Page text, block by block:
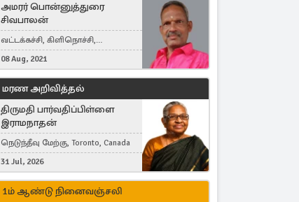
அமரர் பொன்னுத்துரை
சிவபாலன்
வட்டக்கச்சி, கிளிநொச்சி,
வட்டக்கச்சி இராமநாதபுரம்
08 Aug, 2021
மரண அறிவித்தல்
திருமதி பார்வதிப்பிள்ளை
இராமநாதன்
நெடுந்தீவு மேற்கு, Toronto, Canada
31 Jul, 2026
1ம் ஆண்டு நினைவஞ்சலி